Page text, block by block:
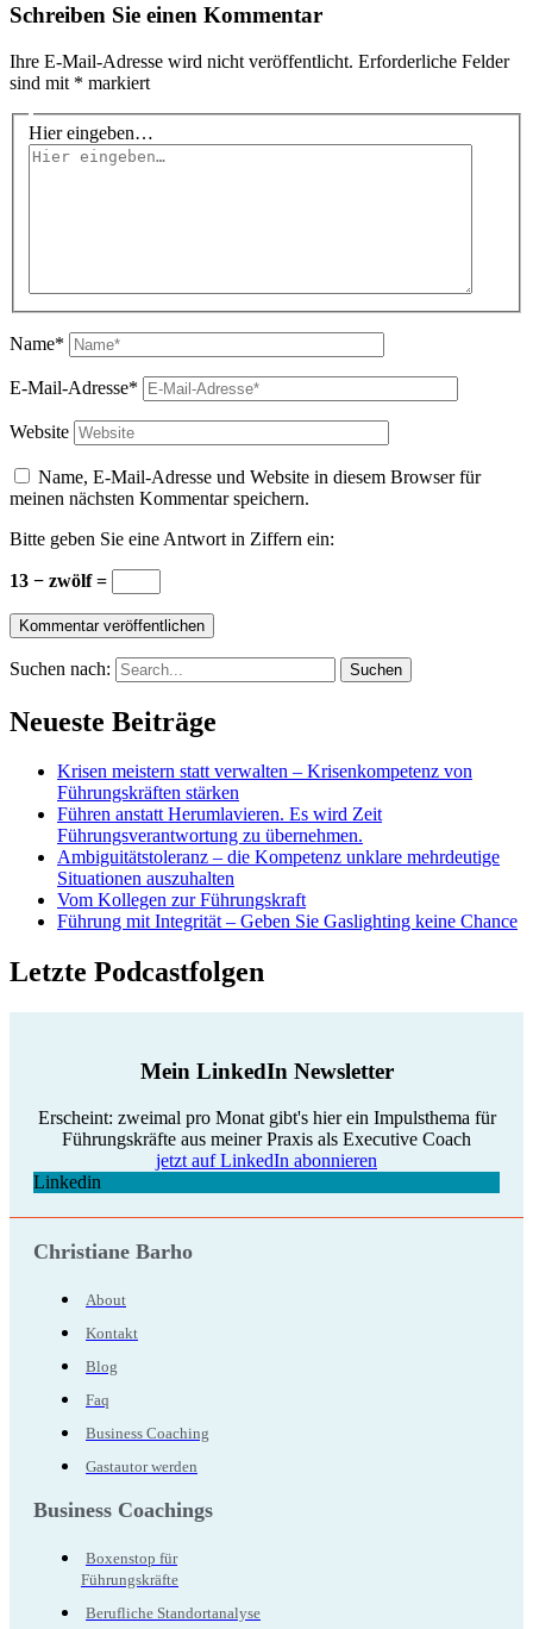
Schreiben Sie einen Kommentar
Ihre E-Mail-Adresse wird nicht veröffentlicht. Erforderliche Felder
sind mit * markiert
Hier eingeben…
Name*
E-Mail-Adresse*
Website
Name, E-Mail-Adresse und Website in diesem Browser für
meinen nächsten Kommentar speichern.
Bitte geben Sie eine Antwort in Ziffern ein:
13 − zwölf =
Suchen nach:
Neueste Beiträge
Krisen meistern statt verwalten – Krisenkompetenz von
Führungskräften stärken
Führen anstatt Herumlavieren. Es wird Zeit
Führungsverantwortung zu übernehmen.
Ambiguitätstoleranz – die Kompetenz unklare mehrdeutige
Situationen auszuhalten
Vom Kollegen zur Führungskraft
Führung mit Integrität – Geben Sie Gaslighting keine Chance
Letzte Podcastfolgen
Mein LinkedIn Newsletter
Erscheint: zweimal pro Monat gibt's hier ein Impulsthema für
Führungskräfte aus meiner Praxis als Executive Coach
jetzt auf LinkedIn abonnieren
Linkedin
Christiane Barho
About
Kontakt
Blog
Faq
Business Coaching
Gastautor werden
Business Coachings
Boxenstop für
Führungskräfte
Berufliche Standortanalyse